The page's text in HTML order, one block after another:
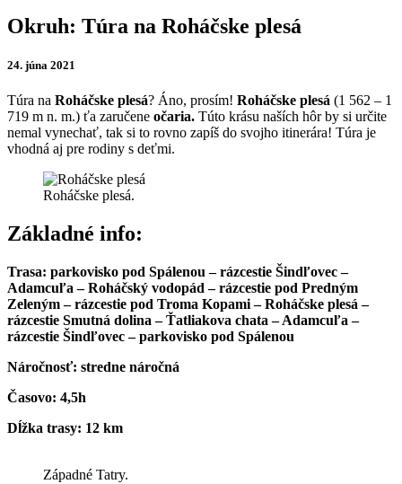
Okruh:
Túra
Roháčske
Okruh: Túra na Roháčske plesá
24. júna 2021
Túra na Roháčske plesá? Áno, prosím! Roháčske plesá (1 562 – 1
719 m n. m.) ťa zaručene očaria. Túto krásu naších hôr by si určite
nemal vynechať, tak si to rovno zapíš do svojho itinerára! Túra je
vhodná aj pre rodiny s deťmi.
Roháčske plesá.
Základné info:
Trasa: parkovisko pod Spálenou – rázcestie Šindľovec –
Adamcuľa – Roháčský vodopád – rázcestie pod Predným
Zeleným – rázcestie pod Troma Kopami – Roháčske plesá –
rázcestie Smutná dolina – Ťatliakova chata – Adamcuľa –
rázcestie Šindľovec – parkovisko pod Spálenou
Náročnosť: stredne náročná
Časovo: 4,5h
Dĺžka trasy: 12 km
Západné Tatry.